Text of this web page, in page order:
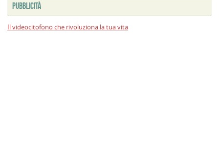
PUBBLICITÀ
Il videocitofono che rivoluziona la tua vita